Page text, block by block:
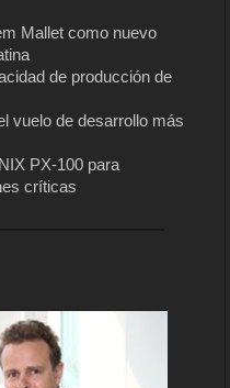
Mallet como nuevo
de producción de
vuelo de desarrollo más
PX-100 para
críticas